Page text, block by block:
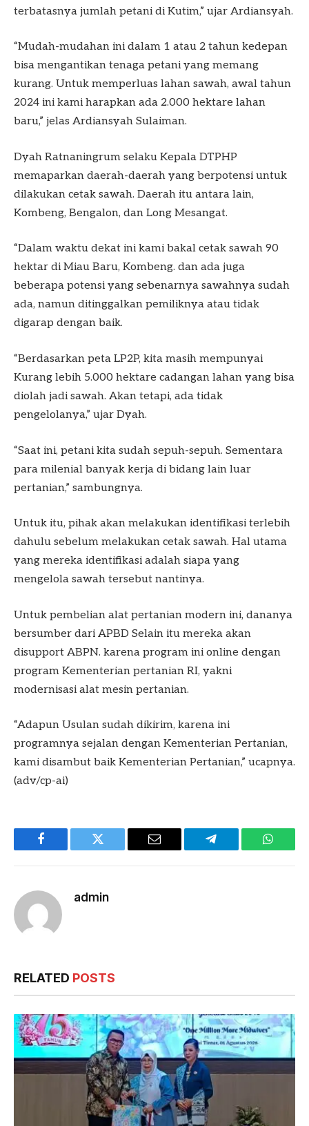
terbatasnya jumlah petani di Kutim,” ujar Ardiansyah.
“Mudah-mudahan ini dalam 1 atau 2 tahun kedepan
bisa mengantikan tenaga petani yang memang
kurang. Untuk memperluas lahan sawah, awal tahun
2024 ini kami harapkan ada 2.000 hektare lahan
baru,” jelas Ardiansyah Sulaiman.
Dyah Ratnaningrum selaku Kepala DTPHP
memaparkan daerah-daerah yang berpotensi untuk
dilakukan cetak sawah. Daerah itu antara lain,
Kombeng, Bengalon, dan Long Mesangat.
“Dalam waktu dekat ini kami bakal cetak sawah 90
hektar di Miau Baru, Kombeng. dan ada juga
beberapa potensi yang sebenarnya sawahnya sudah
ada, namun ditinggalkan pemiliknya atau tidak
digarap dengan baik.
“Berdasarkan peta LP2P, kita masih mempunyai
Kurang lebih 5.000 hektare cadangan lahan yang bisa
diolah jadi sawah. Akan tetapi, ada tidak
pengelolanya,” ujar Dyah.
“Saat ini, petani kita sudah sepuh-sepuh. Sementara
para milenial banyak kerja di bidang lain luar
pertanian,” sambungnya.
Untuk itu, pihak akan melakukan identifikasi terlebih
dahulu sebelum melakukan cetak sawah. Hal utama
yang mereka identifikasi adalah siapa yang
mengelola sawah tersebut nantinya.
Untuk pembelian alat pertanian modern ini, dananya
bersumber dari APBD Selain itu mereka akan
disupport ABPN. karena program ini online dengan
program Kementerian pertanian RI, yakni
modernisasi alat mesin pertanian.
“Adapun Usulan sudah dikirim, karena ini
programnya sejalan dengan Kementerian Pertanian,
kami disambut baik Kementerian Pertanian,” ucapnya.
(adv/cp-ai)
Facebook Twitter Email Telegram
admin
RELATED POSTS